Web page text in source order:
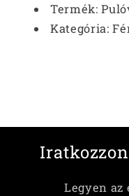
Termék:
Kategória:
Legyen az